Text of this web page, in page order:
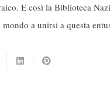
E così la Biblioteca
a unirsi a questa